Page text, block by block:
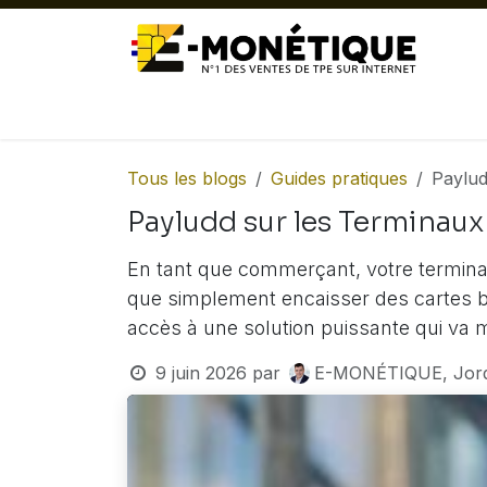
Se rendre au contenu
Tous les blogs Guides pratiques
Payludd sur les
En tant que commerçant, votre
que simplement encaisser des cartes
accès à une solution puissante qui va
9 juin 2026 par E-MONÉTIQUE,